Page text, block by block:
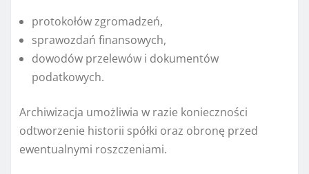
protokołów zgromadzeń,
sprawozdań finansowych,
dowodów przelewów i dokumentów
podatkowych.
Archiwizacja umożliwia w razie konieczności
odtworzenie historii spółki oraz obronę przed
ewentualnymi roszczeniami.